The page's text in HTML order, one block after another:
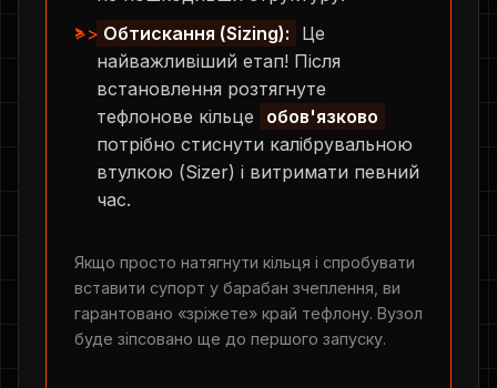
>> Обтискання (Sizing):
Це
найважливіший етап! Після
встановлення розтягнуте
тефлонове кільце
обов'язково
потрібно стиснути калібрувальною
втулкою (Sizer) і витримати певний
час.
Якщо просто натягнути кільця і спробувати
вставити супорт у барабан зчеплення, ви
гарантовано «зріжете» край тефлону. Вузол
буде зіпсовано ще до першого запуску.